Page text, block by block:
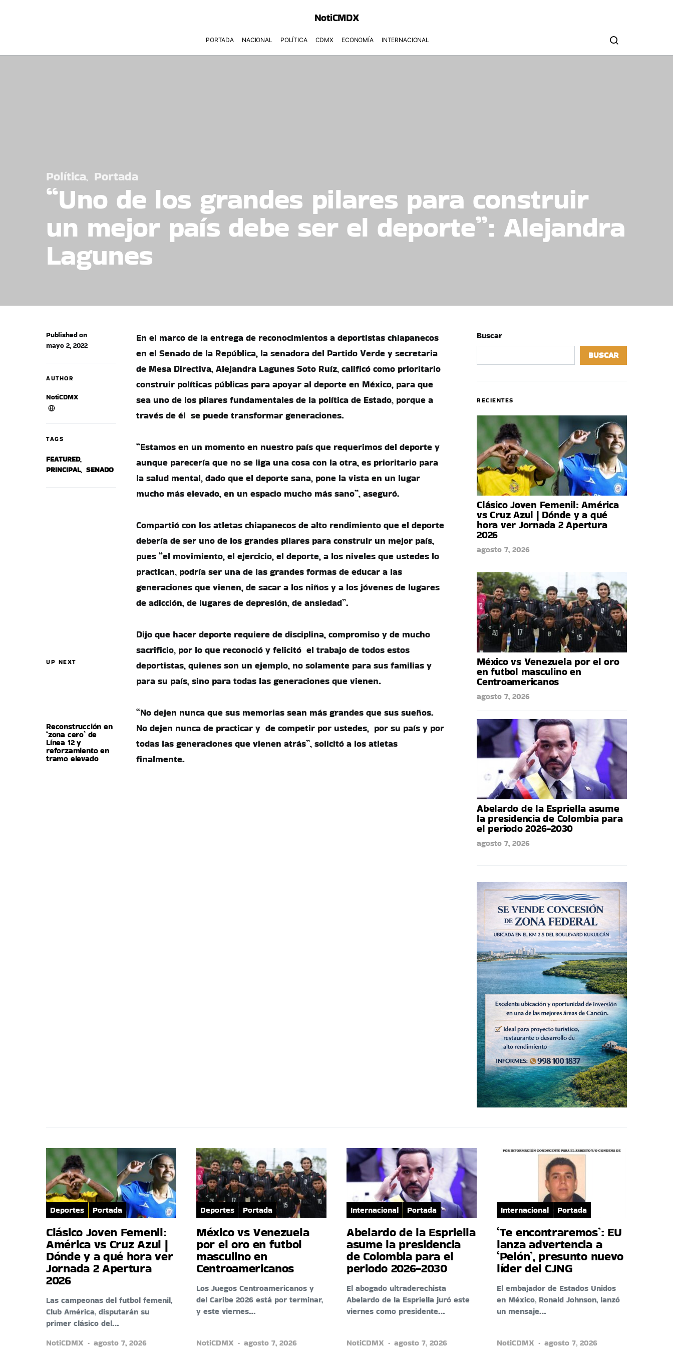
NotiCMDX
PORTADA NACIONAL POLÍTICA CDMX ECONOMÍA INTERNACIONAL
Política Portada
“Uno de los grandes pilares para construir
un mejor país debe ser el deporte”: Alejandra
Lagunes
UP NEXT
Reconstrucción en
‘zona cero’ de
Línea 12 y
reforzamiento en
tramo elevado
Published on
mayo 2, 2022
AUTHOR
NotiCDMX
TAGS
FEATURED,
PRINCIPAL, SENADO
En el marco de la entrega de reconocimientos a deportistas chiapanecos
en el Senado de la República, la senadora del Partido Verde y secretaria
de Mesa Directiva, Alejandra Lagunes Soto Ruíz, calificó como prioritario
construir políticas públicas para apoyar al deporte en México, para que
sea uno de los pilares fundamentales de la política de Estado, porque a
través de él se puede transformar generaciones.
“Estamos en un momento en nuestro país que requerimos del deporte y
aunque parecería que no se liga una cosa con la otra, es prioritario para
la salud mental, dado que el deporte sana, pone la vista en un lugar
mucho más elevado, en un espacio mucho más sano”, aseguró.
Compartió con los atletas chiapanecos de alto rendimiento que el deporte
debería de ser uno de los grandes pilares para construir un mejor país,
pues “el movimiento, el ejercicio, el deporte, a los niveles que ustedes lo
practican, podría ser una de las grandes formas de educar a las
generaciones que vienen, de sacar a los niños y a los jóvenes de lugares
de adicción, de lugares de depresión, de ansiedad”.
Dijo que hacer deporte requiere de disciplina, compromiso y de mucho
sacrificio, por lo que reconoció y felicitó el trabajo de todos estos
deportistas, quienes son un ejemplo, no solamente para sus familias y
para su país, sino para todas las generaciones que vienen.
“No dejen nunca que sus memorias sean más grandes que sus sueños.
No dejen nunca de practicar y de competir por ustedes, por su país y por
todas las generaciones que vienen atrás”, solicitó a los atletas
finalmente.
Buscar
BUSCAR
RECIENTES
Clásico Joven Femenil: América
vs Cruz Azul | Dónde y a qué
hora ver Jornada 2 Apertura
2026
agosto 7, 2026
México vs Venezuela por el oro
en futbol masculino en
Centroamericanos
agosto 7, 2026
Abelardo de la Espriella asume
la presidencia de Colombia para
el periodo 2026-2030
agosto 7, 2026
Deportes Portada
Clásico Joven Femenil:
América vs Cruz Azul |
Dónde y a qué hora ver
Jornada 2 Apertura
2026
Las campeonas del futbol femenil,
Club América, disputarán su
primer clásico del…
NotiCDMX
agosto 7, 2026
Deportes Portada
México vs Venezuela
por el oro en futbol
masculino en
Centroamericanos
Los Juegos Centroamericanos y
del Caribe 2026 está por terminar,
y este viernes…
NotiCDMX agosto 7, 2026
Internacional Portada
Abelardo de la Espriella
asume la presidencia
de Colombia para el
periodo 2026-2030
El abogado ultraderechista
Abelardo de la Espriella juró este
viernes como presidente…
NotiCDMX agosto 7, 2026
Internacional Portada
‘Te encontraremos’: EU
lanza advertencia a
‘Pelón’, presunto nuevo
líder del CJNG
El embajador de Estados Unidos
en México, Ronald Johnson, lanzó
un mensaje…
NotiCDMX agosto 7, 2026